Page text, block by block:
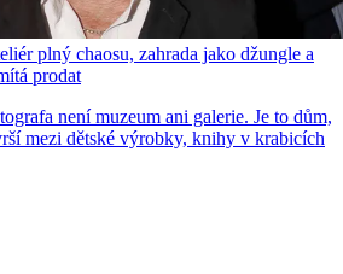
plný chaosu, zahrada jako džungle a
prodat
není muzeum ani galerie. Je to dům,
mezi dětské výrobky, knihy v krabicích